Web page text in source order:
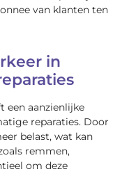
van klanten ten
in
een aanzienlijke
reparaties. Door
belast, wat kan
remmen,
om deze